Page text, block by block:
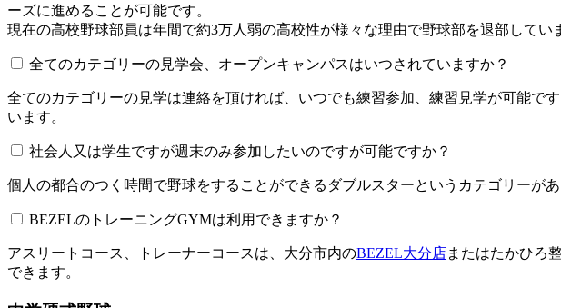
ーズに進めることが可能です。
現在の高校野球部員は年間で約3万人弱の高校性が様々な理由で野球部を退部して
全てのカテゴリーの見学会、オープンキャンパスはいつされていますか？​​​​​
全てのカテゴリーの見学は連絡を頂ければ、いつでも練習参加、練習見学が可能で
います。
社会人又は学生ですが週末のみ参加したいのですが可能ですか？
個人の都合のつく時間で野球をすることができるダブルスターというカテゴリーが
BEZELのトレーニングGYMは利用できますか？​​​​​
アスリートコース、トレーナーコースは、大分市内のBEZEL大分店またはたかひろ
できます。